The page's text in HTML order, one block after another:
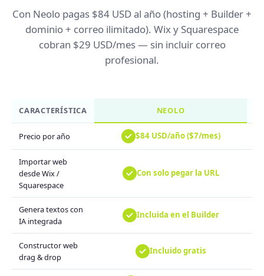
Con Neolo pagas $84 USD al año (hosting + Builder +
dominio + correo ilimitado). Wix y Squarespace
cobran $29 USD/mes — sin incluir correo
profesional.
CARACTERÍSTICA NEOLO
Precio por año $84 USD/año ($7/mes)
Importar web
desde Wix /
Squarespace
Con solo pegar la URL
Genera textos con
IA integrada
Incluida en el Builder
Constructor web
drag & drop
Incluido gratis